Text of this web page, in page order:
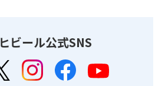
ビール公式SNS